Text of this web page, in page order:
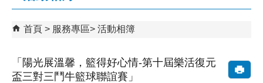
首頁 服務專區 活動相簿
「陽光展溫馨，籃得好心情-第十屆樂活復元
盃三對三鬥牛籃球聯誼賽」